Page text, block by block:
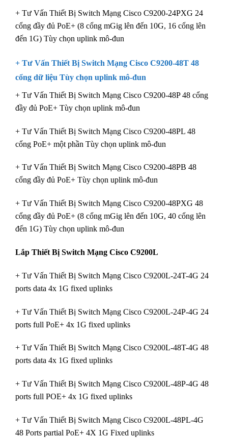
+ Tư Vấn Thiết Bị Switch Mạng Cisco C9200-24PXG 24
cổng đầy đủ PoE+ (8 cổng mGig lên đến 10G, 16 cổng lên
đến 1G) Tùy chọn uplink mô-đun
+ Tư Vấn Thiết Bị Switch Mạng Cisco C9200-48T 48
cổng dữ liệu Tùy chọn uplink mô-đun
+ Tư Vấn Thiết Bị Switch Mạng Cisco C9200-48P 48 cổng
đầy đủ PoE+ Tùy chọn uplink mô-đun
+ Tư Vấn Thiết Bị Switch Mạng Cisco C9200-48PL 48
cổng PoE+ một phần Tùy chọn uplink mô-đun
+ Tư Vấn Thiết Bị Switch Mạng Cisco C9200-48PB 48
cổng đầy đủ PoE+ Tùy chọn uplink mô-đun
+ Tư Vấn Thiết Bị Switch Mạng Cisco C9200-48PXG 48
cổng đầy đủ PoE+ (8 cổng mGig lên đến 10G, 40 cổng lên
đến 1G) Tùy chọn uplink mô-đun
Lắp Thiết Bị Switch Mạng Cisco C9200L
+ Tư Vấn Thiết Bị Switch Mạng Cisco C9200L-24T-4G 24
ports data 4x 1G fixed uplinks
+ Tư Vấn Thiết Bị Switch Mạng Cisco C9200L-24P-4G 24
ports full PoE+ 4x 1G fixed uplinks
+ Tư Vấn Thiết Bị Switch Mạng Cisco C9200L-48T-4G 48
ports data 4x 1G fixed uplinks
+ Tư Vấn Thiết Bị Switch Mạng Cisco C9200L-48P-4G 48
ports full POE+ 4x 1G fixed uplinks
+ Tư Vấn Thiết Bị Switch Mạng Cisco C9200L-48PL-4G
48 Ports partial PoE+ 4X 1G Fixed uplinks